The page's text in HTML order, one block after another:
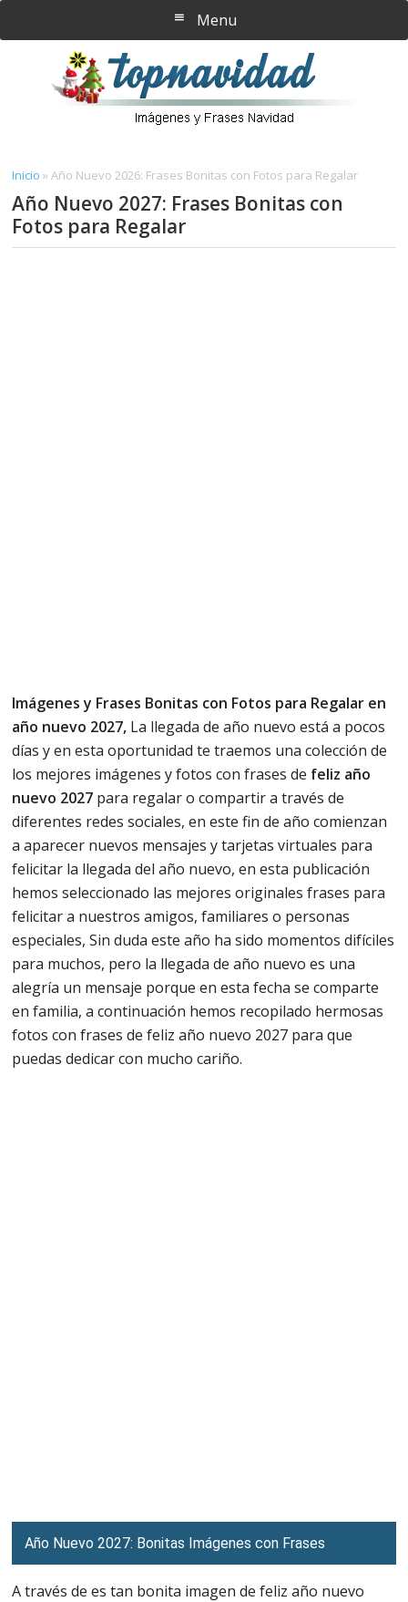
al
principal
a
Menu
Inicio »Año Nuevo 2026: Frases Bonitas con Fotos para Regalar
Año Nuevo 2027: Frases Bonitas con
Fotos para Regalar
Imágenes y Frases Bonitas con Fotos para Regalar en
año nuevo 2027, La llegada de año nuevo está a pocos
días y en esta oportunidad te traemos una colección de
los mejores imágenes y fotos con frases de feliz año
nuevo 2027 para regalar o compartir a través de
diferentes redes sociales, en este fin de año comienzan
a aparecer nuevos mensajes y tarjetas virtuales para
felicitar la llegada del año nuevo, en esta publicación
hemos seleccionado las mejores originales frases para
felicitar a nuestros amigos, familiares o personas
especiales, Sin duda este año ha sido momentos difíciles
para muchos, pero la llegada de año nuevo es una
alegría un mensaje porque en esta fecha se comparte
en familia, a continuación hemos recopilado hermosas
fotos con frases de feliz año nuevo 2027 para que
puedas dedicar con mucho cariño.
Año Nuevo 2027: Bonitas Imágenes con Frases
A través de es tan bonita imagen de feliz año nuevo